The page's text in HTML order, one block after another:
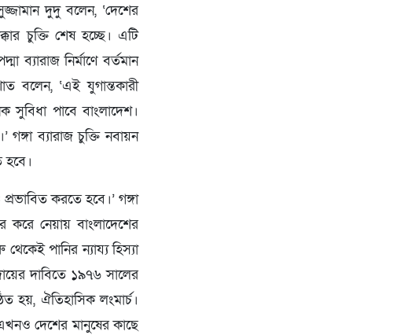
দুদু বলেন, ‘দেশের
চুক্তি শেষ হচ্ছে। এটি
ব্যারাজ নির্মাণে বর্তমান
বলেন, ‘এই যুগান্তকারী
সুবিধা পাবে বাংলাদেশ।
ব্যারাজ চুক্তি নবায়ন
হবে।
করতে হবে।’ গঙ্গা
করে নেয়ায় বাংলাদেশের
পানির ন্যায্য হিস্যা
দাবিতে ১৯৭৬ সালের
হয়, ঐতিহাসিক লংমার্চ।
দেশের মানুষের কাছে